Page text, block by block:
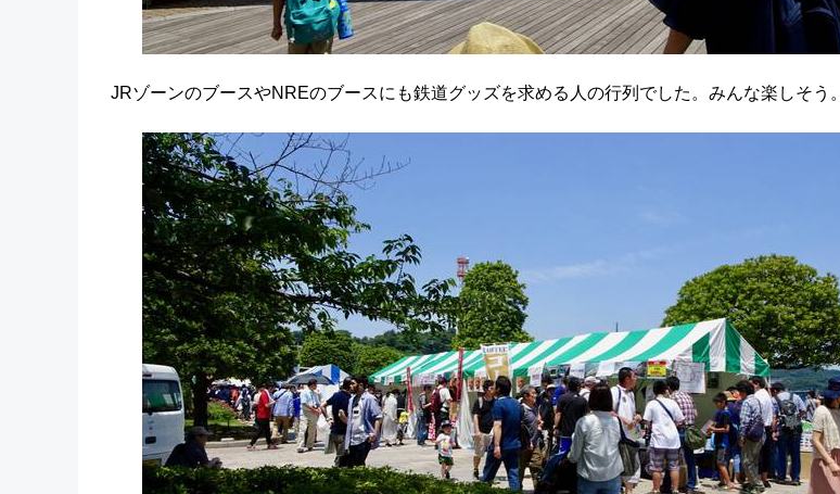
JRゾーンのブースやNREのブースにも鉄道グッズを求める人の行列でした。みんな楽しそう。